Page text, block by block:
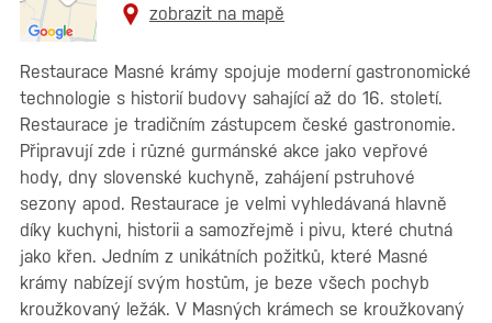
zobrazit na mapě
Restaurace Masné krámy spojuje moderní gastronomické
technologie s historií budovy sahající až do 16. století.
Restaurace je tradičním zástupcem české gastronomie.
Připravují zde i různé gurmánské akce jako vepřové
hody, dny slovenské kuchyně, zahájení pstruhové
sezony apod. Restaurace je velmi vyhledávaná hlavně
díky kuchyni, historii a samozřejmě i pivu, které chutná
jako křen. Jedním z unikátních požitků, které Masné
krámy nabízejí svým hostům, je beze všech pochyb
kroužkovaný ležák. V Masných krámech se kroužkovaný